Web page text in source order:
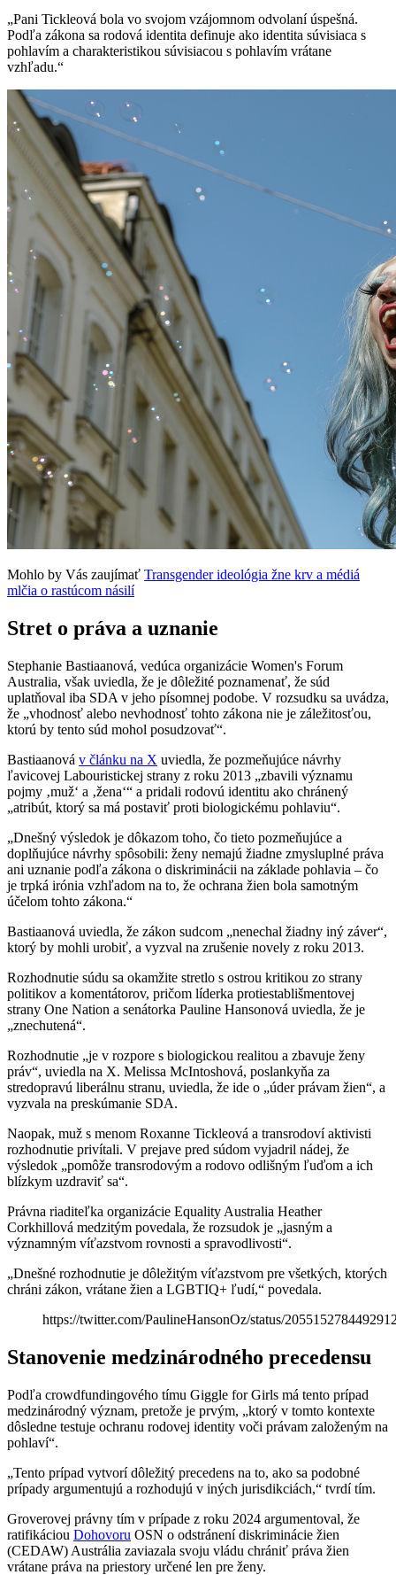
„Pani Tickleová bola vo svojom vzájomnom odvolaní úspešná.
Podľa zákona sa rodová identita definuje ako identita súvisiaca s
pohlavím a charakteristikou súvisiacou s pohlavím vrátane
vzhľadu.“
Mohlo by Vás zaujímať Transgender ideológia žne krv a médiá
mlčia o rastúcom násilí
Stret o práva a uznanie
Stephanie Bastiaanová, vedúca organizácie Women's Forum
Australia, však uviedla, že je dôležité poznamenať, že súd
uplatňoval iba SDA v jeho písomnej podobe. V rozsudku sa uvádza,
že „vhodnosť alebo nevhodnosť tohto zákona nie je záležitosťou,
ktorú by tento súd mohol posudzovať“.
Bastiaanová v článku na X uviedla, že pozmeňujúce návrhy
ľavicovej Labouristickej strany z roku 2013 „zbavili významu
pojmy ‚muž‘ a ‚žena‘“ a pridali rodovú identitu ako chránený
„atribút, ktorý sa má postaviť proti biologickému pohlaviu“.
„Dnešný výsledok je dôkazom toho, čo tieto pozmeňujúce a
doplňujúce návrhy spôsobili: ženy nemajú žiadne zmysluplné práva
ani uznanie podľa zákona o diskriminácii na základe pohlavia – čo
je trpká irónia vzhľadom na to, že ochrana žien bola samotným
účelom tohto zákona.“
Bastiaanová uviedla, že zákon sudcom „nenechal žiadny iný záver“,
ktorý by mohli urobiť, a vyzval na zrušenie novely z roku 2013.
Rozhodnutie súdu sa okamžite stretlo s ostrou kritikou zo strany
politikov a komentátorov, pričom líderka protiestablišmentovej
strany One Nation a senátorka Pauline Hansonová uviedla, že je
„znechutená“.
Rozhodnutie „je v rozpore s biologickou realitou a zbavuje ženy
práv“, uviedla na X. Melissa McIntoshová, poslankyňa za
stredopravú liberálnu stranu, uviedla, že ide o „úder právam žien“, a
vyzvala na preskúmanie SDA.
Naopak, muž s menom Roxanne Tickleová a transrodoví aktivisti
rozhodnutie privítali. V prejave pred súdom vyjadril nádej, že
výsledok „pomôže transrodovým a rodovo odlišným ľuďom a ich
blízkym uzdraviť sa“.
Právna riaditeľka organizácie Equality Australia Heather
Corkhillová medzitým povedala, že rozsudok je „jasným a
významným víťazstvom rovnosti a spravodlivosti“.
„Dnešné rozhodnutie je dôležitým víťazstvom pre všetkých, ktorých
chráni zákon, vrátane žien a LGBTIQ+ ľudí,“ povedala.
https://twitter.com/PaulineHansonOz/status/
Stanovenie medzinárodného precedensu
Podľa crowdfundingového tímu Giggle for Girls má tento prípad
medzinárodný význam, pretože je prvým, „ktorý v tomto kontexte
dôsledne testuje ochranu rodovej identity voči právam založeným na
pohlaví“.
„Tento prípad vytvorí dôležitý precedens na to, ako sa podobné
prípady argumentujú a rozhodujú v iných jurisdikciách,“ tvrdí tím.
Groverovej právny tím v prípade z roku 2024 argumentoval, že
ratifikáciou Dohovoru OSN o odstránení diskriminácie žien
(CEDAW) Austrália zaviazala svoju vládu chrániť práva žien
vrátane práva na priestory určené len pre ženy.